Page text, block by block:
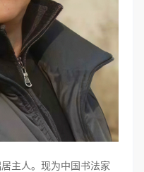
主人。现为中国书法家